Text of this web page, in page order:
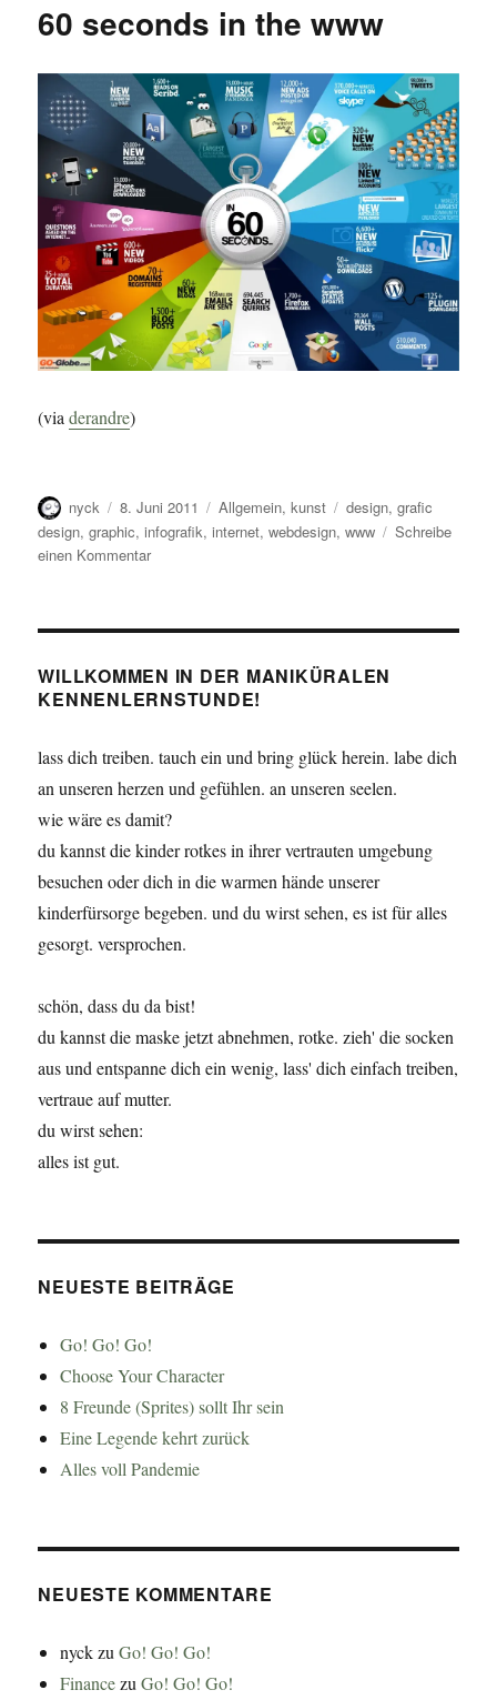
60 seconds in the www
(viaderandre)
Autor
nyck
Veröffentlicht
am
8. Juni 2011 Kategorien
Allgemein,kunst Schlagwörter
design,grafic
design,graphic,infografik,internet,webdesign,www
Schreibe
einen Kommentarzu
in
www
WILLKOMMEN IN DER MANIKÜRALEN
KENNENLERNSTUNDE!
lass dich treiben. tauch ein und bring glück herein. labe dich
an unseren herzen und gefühlen. an unseren seelen.
wie wäre es damit?
du kannst die kinder rotkes in ihrer vertrauten umgebung
besuchen oder dich in die warmen hände unserer
kinderfürsorge begeben. und du wirst sehen, es ist für alles
gesorgt. versprochen.
schön, dass du da bist!
du kannst die maske jetzt abnehmen, rotke. zieh' die socken
aus und entspanne dich ein wenig, lass' dich einfach treiben,
vertraue auf mutter.
du wirst sehen:
alles ist gut.
NEUESTE BEITRÄGE
Go! Go! Go!
Choose Your Character
8 Freunde (Sprites) sollt Ihr sein
Eine Legende kehrt zurück
Alles voll Pandemie
NEUESTE KOMMENTARE
nyckzuGo! Go! Go!
FinancezuGo! Go! Go!